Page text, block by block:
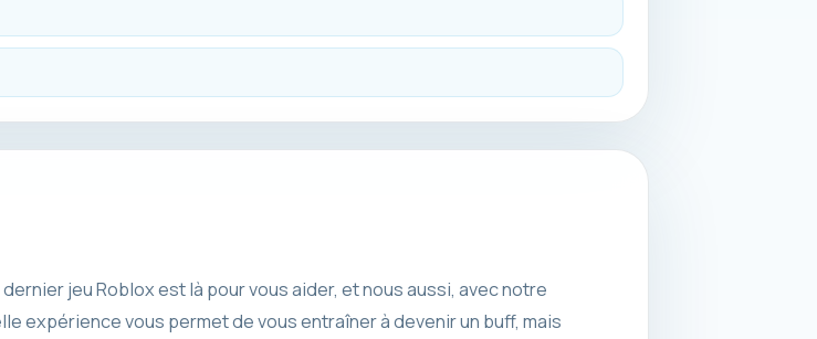
jeu Roblox est là pour vous aider, et nous aussi, avec notre
expérience vous permet de vous entraîner à devenir un buff, mais